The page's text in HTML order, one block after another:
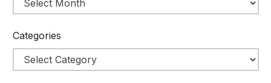
Categories